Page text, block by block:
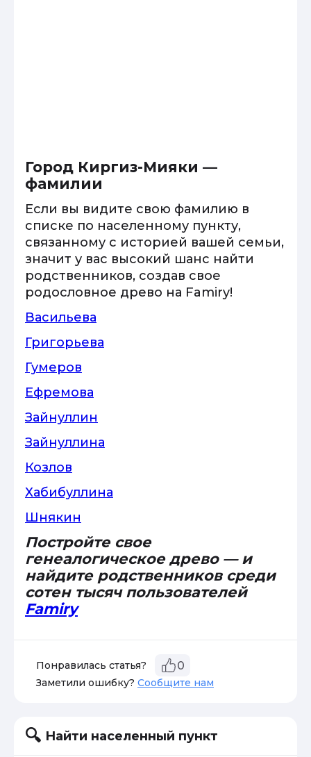
Город Киргиз-Мияки —
фамилии
Если вы видите свою фамилию в
списке по населенному пункту,
связанному с историей вашей семьи,
значит у вас высокий шанс найти
родственников, создав свое
родословное древо на Famiry!
Васильева
Григорьева
Гумеров
Ефремова
Зайнуллин
Зайнуллина
Козлов
Хабибуллина
Шнякин
Постройте свое
генеалогическое древо — и
найдите родственников среди
сотен тысяч пользователей
Famiry
Понравилась статья? 0
Заметили ошибку? Сообщите нам
Найти населенный пункт